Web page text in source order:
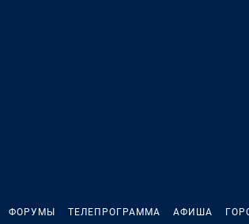
ФОРУМЫ ТЕЛЕПРОГРАММА АФИША